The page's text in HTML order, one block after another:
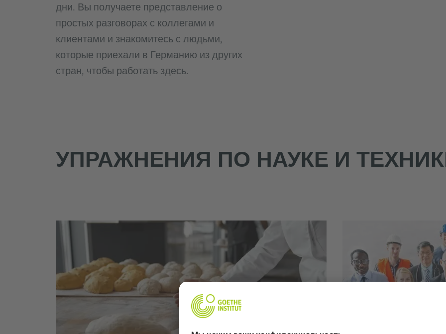
дни. Вы получаете представление о
простых разговорах с коллегами и
клиентами и знакомитесь с людьми,
которые приехали в Германию из других
стран, чтобы работать здесь.
УПРАЖНЕНИЯ ПО НАУКЕ И